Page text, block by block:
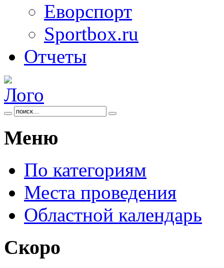
Еворспорт
Sportbox.ru
Отчеты
Меню
По категориям
Места проведения
Областной календарь
Скоро